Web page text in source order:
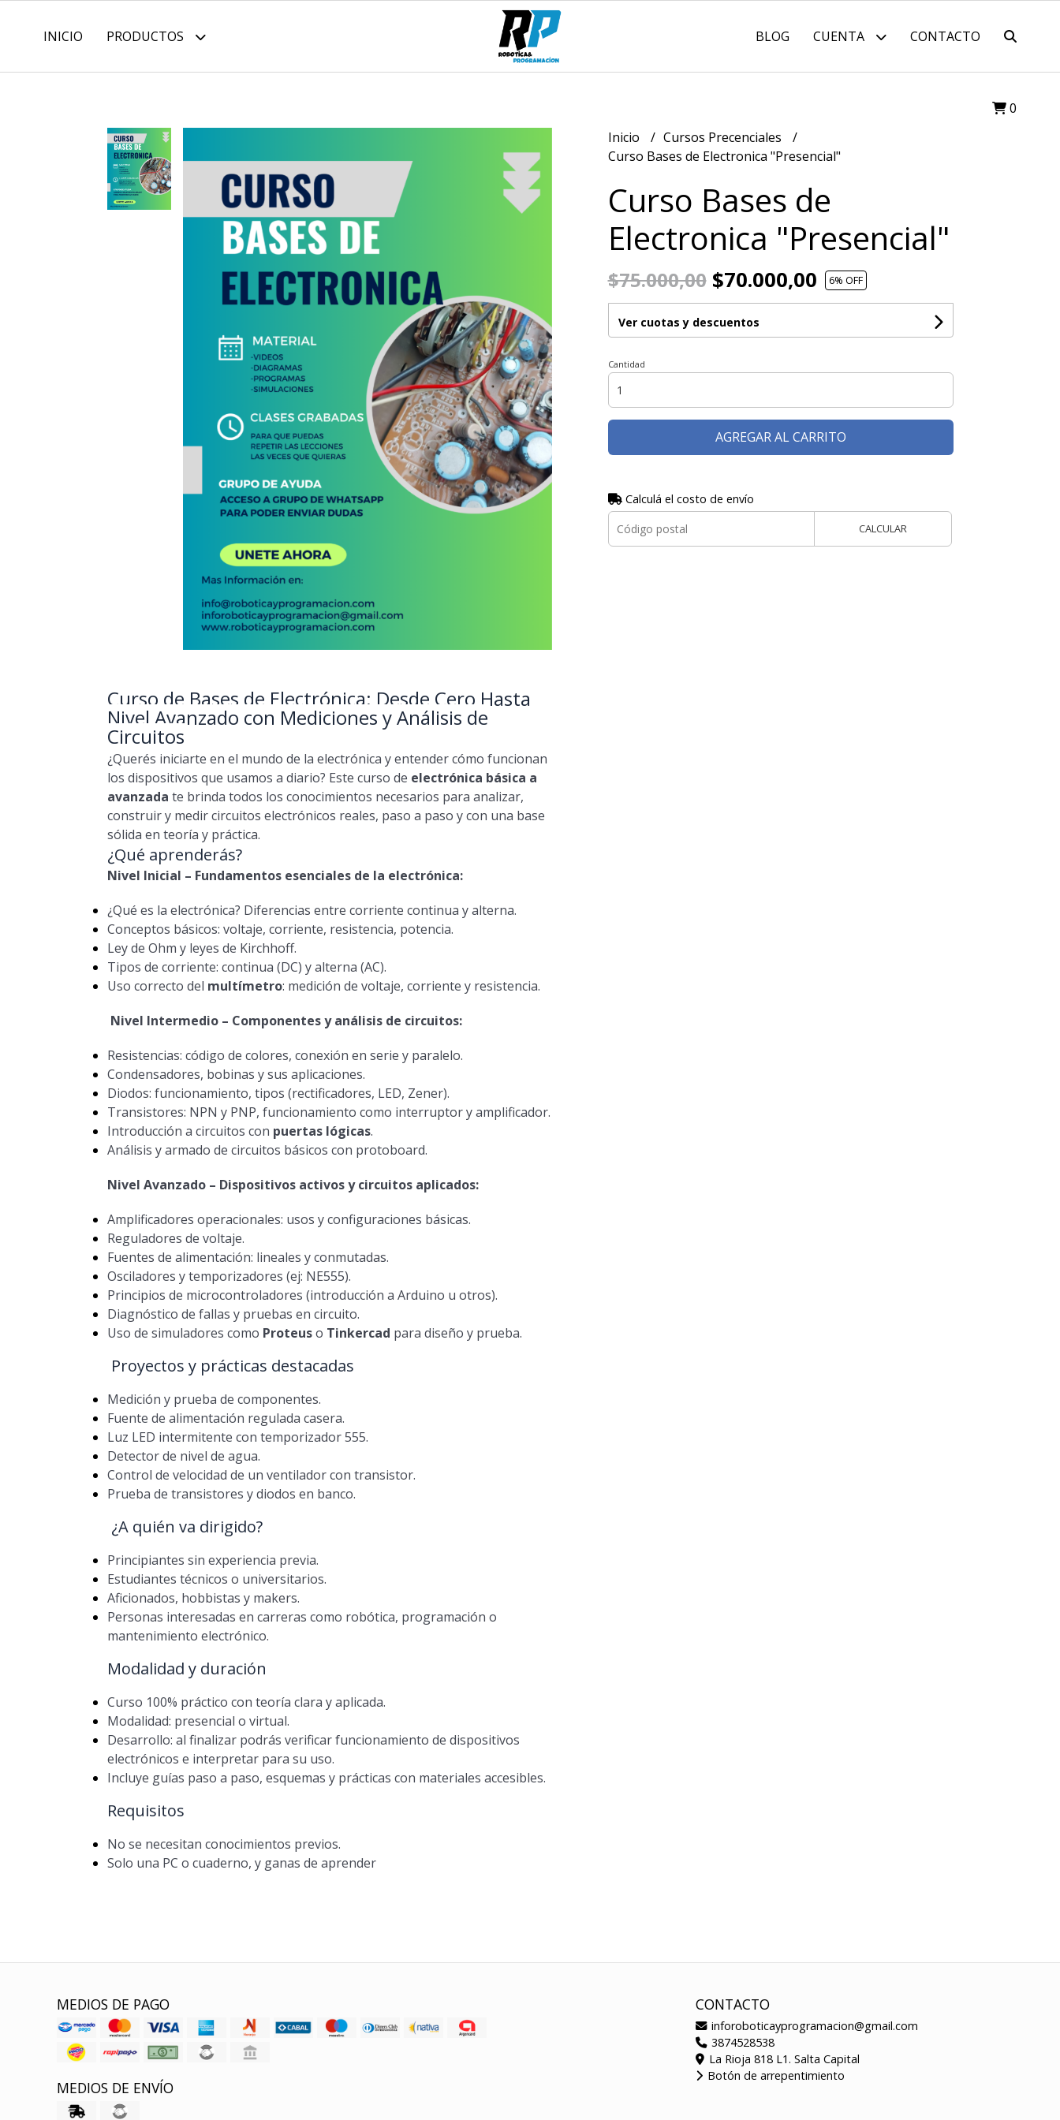
INICIO PRODUCTOS BLOG CUENTA CONTACTO
0
Curso de Bases de Electrónica: Desde Cero Hasta
Nivel Avanzado con Mediciones y Análisis de
Circuitos
¿Querés iniciarte en el mundo de la electrónica y entender cómo funcionan
los dispositivos que usamos a diario? Este curso de electrónica básica a
avanzada te brinda todos los conocimientos necesarios para analizar,
construir y medir circuitos electrónicos reales, paso a paso y con una base
sólida en teoría y práctica.
¿Qué aprenderás?
Nivel Inicial – Fundamentos esenciales de la electrónica:
¿Qué es la electrónica? Diferencias entre corriente continua y alterna.
Conceptos básicos: voltaje, corriente, resistencia, potencia.
Ley de Ohm y leyes de Kirchhoff.
Tipos de corriente: continua (DC) y alterna (AC).
Uso correcto del multímetro: medición de voltaje, corriente y resistencia.
Nivel Intermedio – Componentes y análisis de circuitos:
Resistencias: código de colores, conexión en serie y paralelo.
Condensadores, bobinas y sus aplicaciones.
Diodos: funcionamiento, tipos (rectificadores, LED, Zener).
Transistores: NPN y PNP, funcionamiento como interruptor y amplificador.
Introducción a circuitos con puertas lógicas.
Análisis y armado de circuitos básicos con protoboard.
Nivel Avanzado – Dispositivos activos y circuitos aplicados:
Amplificadores operacionales: usos y configuraciones básicas.
Reguladores de voltaje.
Fuentes de alimentación: lineales y conmutadas.
Osciladores y temporizadores (ej: NE555).
Principios de microcontroladores (introducción a Arduino u otros).
Diagnóstico de fallas y pruebas en circuito.
Uso de simuladores como Proteuso Tinkercad para diseño y prueba.
Proyectos y prácticas destacadas
Medición y prueba de componentes.
Fuente de alimentación regulada casera.
Luz LED intermitente con temporizador 555.
Detector de nivel de agua.
Control de velocidad de un ventilador con transistor.
Prueba de transistores y diodos en banco.
¿A quién va dirigido?
Principiantes sin experiencia previa.
Estudiantes técnicos o universitarios.
Aficionados, hobbistas y makers.
Personas interesadas en carreras como robótica, programación o
mantenimiento electrónico.
Modalidad y duración
Curso 100% práctico con teoría clara y aplicada.
Modalidad: presencial o virtual.
Desarrollo: al finalizar podrás verificar funcionamiento de dispositivos
electrónicos e interpretar para su uso.
Incluye guías paso a paso, esquemas y prácticas con materiales accesibles.
Requisitos
No se necesitan conocimientos previos.
Solo una PC o cuaderno, y ganas de aprender
Inicio
Cursos Precenciales
Curso Bases de Electronica "Presencial"
Curso Bases de
Electronica "Presencial"
$75.000,00$70.000,00 6% OFF
Ver cuotas y descuentos
Cantidad
AGREGAR AL CARRITO
Calculá el costo de envío
CALCULAR
MEDIOS DE PAGO
MEDIOS DE ENVÍO
CONTACTO
inforoboticayprogramacion@gmail.com
3874528538
La Rioja 818 L1. Salta Capital
Botón de arrepentimiento